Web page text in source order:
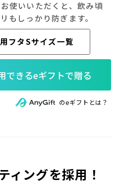
使いいただくと、飲み頃
もしっかり防ぎます。
フタSサイズ一覧
のeギフトとは？
ィングを採用！